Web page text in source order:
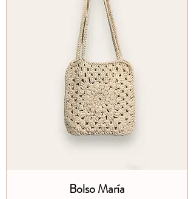
Bolso María